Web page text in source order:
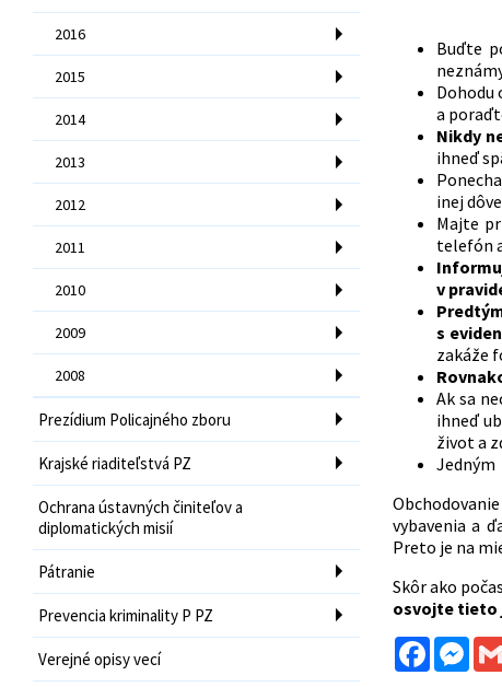
2016
2015
2014
2013
2012
2011
2010
2009
2008
Prezídium Policajného zboru
Krajské riaditeľstvá PZ
Ochrana ústavných činiteľov a
diplomatických misií
Pátranie
Prevencia kriminality P PZ
Verejné opisy vecí
Buďte
Dohodu
a
Nikdy
ihneď
inej
Majte
telefón
v
s
zakáže
Ak sa
ihneď
život a
Jedným
vybavenia a
Preto je na
Skôr ako
osvojte tieto
Facebook